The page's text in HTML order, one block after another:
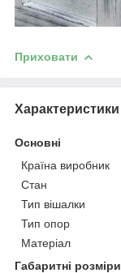
Приховати
Характеристики
Основні
Країна виробник
Стан
Тип вішалки
Тип опор
Матеріал
Габаритні розміри